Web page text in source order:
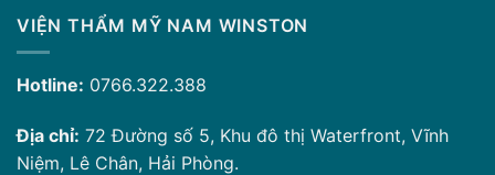
VIỆN THẨM MỸ NAM WINSTON
Hotline: 0766.322.388
Địa chỉ: 72 Đường số 5, Khu đô thị Waterfront, Vĩnh
Niệm, Lê Chân, Hải Phòng.